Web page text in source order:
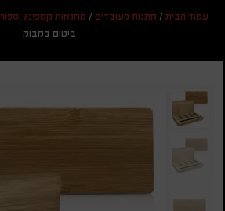
חיפוש
עמוד הבית/ מתנות לעובדים/ מחנאות קמפינג
ביטים במבוק